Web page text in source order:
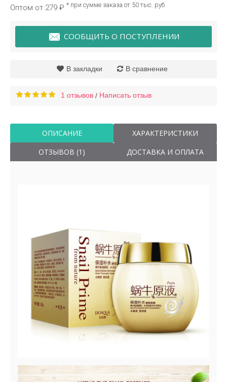
Оптом от 279 ₽ * при сумме заказа от 50 тыс. руб
СООБЩИТЬ О ПОСТУПЛЕНИИ
В закладки В сравнение
1 отзывов / Написать отзыв
ОПИСАНИЕ
ХАРАКТЕРИСТИКИ
ОТЗЫВОВ (1)
ДОСТАВКА И ОПЛАТА